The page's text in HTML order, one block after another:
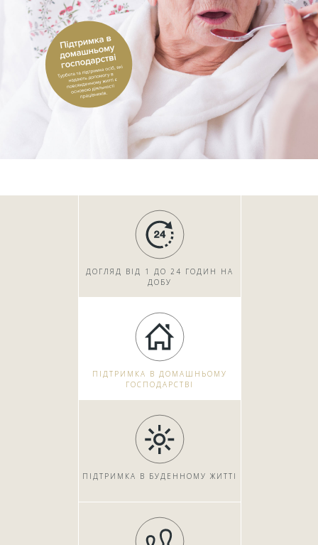
ДОГЛЯД ВІД 1 ДО 24 ГОДИН НА
ДОБУ
ПІДТРИМКА В ДОМАШНЬОМУ
ГОСПОДАРСТВІ
ПІДТРИМКА В БУДЕННОМУ ЖИТТІ